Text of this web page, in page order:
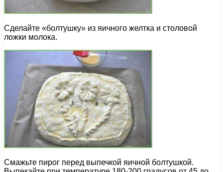
Сделайте «болтушку» из яичного желтка и столовой
ложки молока.
Смажьте пирог перед выпечкой яичной болтушкой.